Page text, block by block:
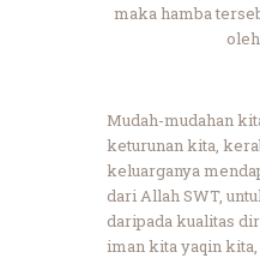
maka hamba
oleh
Mudah-mudahan
keturunan kita,
keluarganya
dari Allah SWT,
daripada kualitas
iman kita yaqin